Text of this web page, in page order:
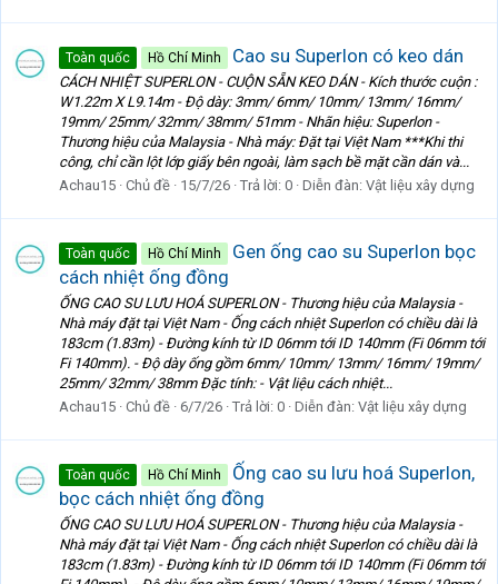
Toàn quốc Hồ Chí Minh Cao su Superlon có keo dán
CÁCH NHIỆT SUPERLON - CUỘN SẴN KEO DÁN - Kích thước cuộn :
W1.22m X L9.14m - Độ dày: 3mm/ 6mm/ 10mm/ 13mm/ 16mm/
19mm/ 25mm/ 32mm/ 38mm/ 51mm - Nhãn hiệu: Superlon -
Thương hiệu của Malaysia - Nhà máy: Đặt tại Việt Nam ***Khi thi
công, chỉ cần lột lớp giấy bên ngoài, làm sạch bề mặt cần dán và...
Achau15 Chủ đề 15/7/26 Trả lời: 0 Diễn đàn: Vật liệu xây dựng
Toàn quốc Hồ Chí Minh
Gen ống cao su Superlon bọc
cách nhiệt ống đồng
ỐNG CAO SU LƯU HOÁ SUPERLON - Thương hiệu của Malaysia -
Nhà máy đặt tại Việt Nam - Ống cách nhiệt Superlon có chiều dài là
183cm (1.83m) - Đường kính từ ID 06mm tới ID 140mm (Fi 06mm tới
Fi 140mm). - Độ dày ống gồm 6mm/ 10mm/ 13mm/ 16mm/ 19mm/
25mm/ 32mm/ 38mm Đặc tính: - Vật liệu cách nhiệt...
Achau15 Chủ đề 6/7/26 Trả lời: 0 Diễn đàn: Vật liệu xây dựng
Toàn quốc Hồ Chí Minh
Ống cao su lưu hoá Superlon,
bọc cách nhiệt ống đồng
ỐNG CAO SU LƯU HOÁ SUPERLON - Thương hiệu của Malaysia -
Nhà máy đặt tại Việt Nam - Ống cách nhiệt Superlon có chiều dài là
183cm (1.83m) - Đường kính từ ID 06mm tới ID 140mm (Fi 06mm tới